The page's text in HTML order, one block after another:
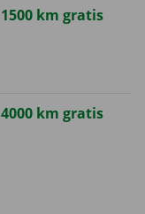
1500 km gratis
4000 km gratis